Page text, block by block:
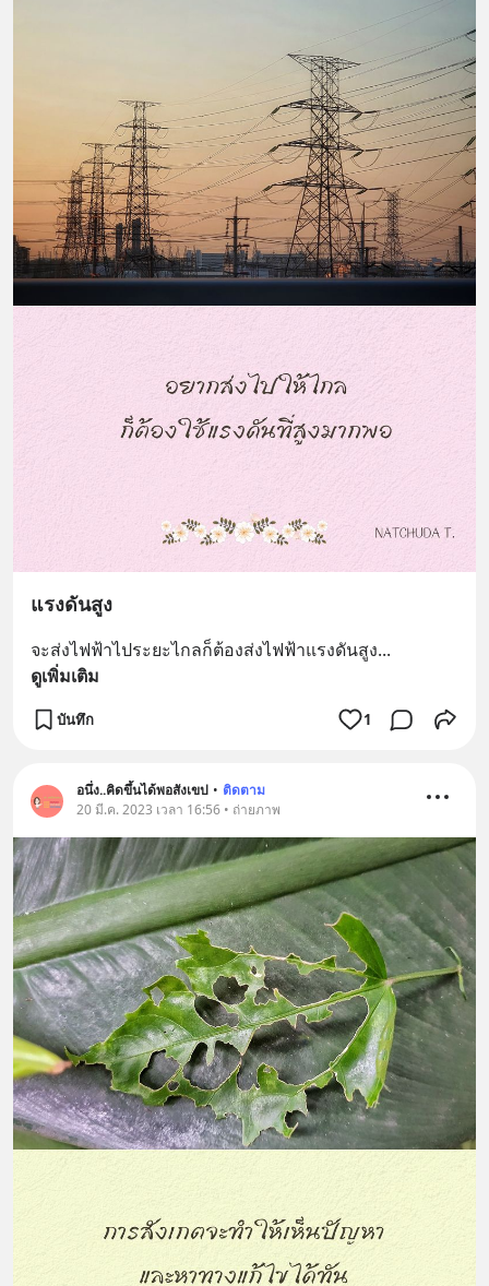
แรงดันสูง
จะส่งไฟฟ้าไประยะไกลก็ต้องส่งไฟฟ้าแรงดันสูง...
ดูเพิ่มเติม
บันทึก 1
อนึ่ง..คิดขึ้นได้พอสังเขป • ติดตาม
20 มี.ค. 2023 เวลา 16:56 • ถ่ายภาพ